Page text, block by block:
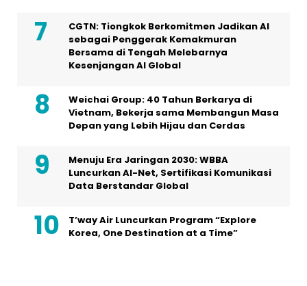
CGTN: Tiongkok Berkomitmen Jadikan AI
sebagai Penggerak Kemakmuran
Bersama di Tengah Melebarnya
Kesenjangan AI Global
Weichai Group: 40 Tahun Berkarya di
Vietnam, Bekerja sama Membangun Masa
Depan yang Lebih Hijau dan Cerdas
Menuju Era Jaringan 2030: WBBA
Luncurkan AI-Net, Sertifikasi Komunikasi
Data Berstandar Global
T’way Air Luncurkan Program “Explore
Korea, One Destination at a Time”